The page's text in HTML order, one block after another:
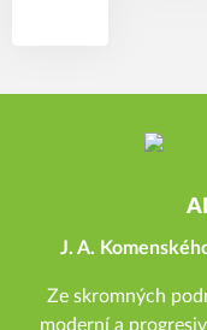
J. A.
Ze skromných
moderní a